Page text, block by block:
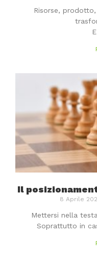
Risorse,
Il
8 Aprile
Mettersi nella
Soprattutto in